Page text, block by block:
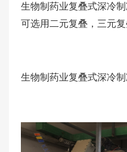
生物制药业复叠式深冷
可选用二元复叠，三元复
生物制药业复叠式深冷